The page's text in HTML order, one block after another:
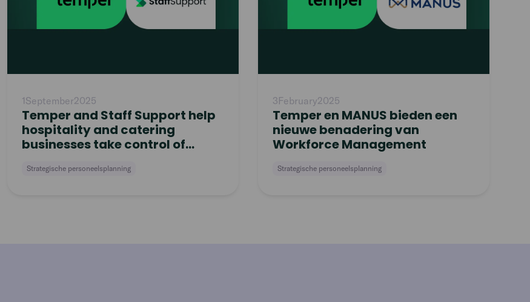
1September2025
Temper and Staff Support help
hospitality and catering
businesses take control of
Strategische personeelsplanning
3February2025
Temper en MANUS bieden een
nieuwe benadering van
Workforce Management
Strategische personeelsplanning